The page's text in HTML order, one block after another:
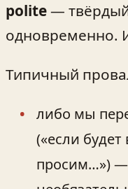
polite—
одновременно.
Типичный
либо мы
(«если
просим…») —